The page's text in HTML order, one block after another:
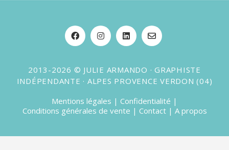
2013-2026 © JULIE ARMANDO · GRAPHISTE
INDÉPENDANTE · ALPES PROVENCE VERDON (04)
Mentions légales | Confidentialité |
Conditions générales de vente | Contact| A propos